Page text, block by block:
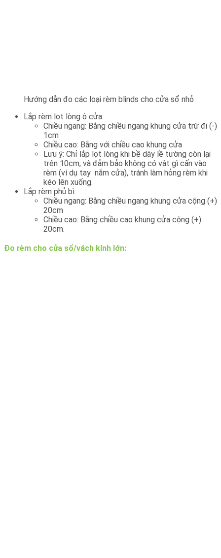
Hướng dẫn đo các loại rèm blinds cho cửa sổ nhỏ
Lắp rèm lọt lòng ô cửa:
Chiều ngang: Bằng chiều ngang khung cửa trừ đi (-)
1cm
Chiều cao: Bằng với chiều cao khung cửa
Lưu ý: Chỉ lắp lọt lòng khi bề dày lề tường còn lại
trên 10cm, và đảm bảo không có vật gì cấn vào
rèm (ví dụ tay nắm cửa), tránh làm hỏng rèm khi
kéo lên xuống.
Lắp rèm phủ bì:
Chiều ngang: Bằng chiều ngang khung cửa cộng (+)
20cm
Chiều cao: Bằng chiều cao khung cửa cộng (+)
20cm.
Đo rèm cho cửa sổ/vách kính lớn: